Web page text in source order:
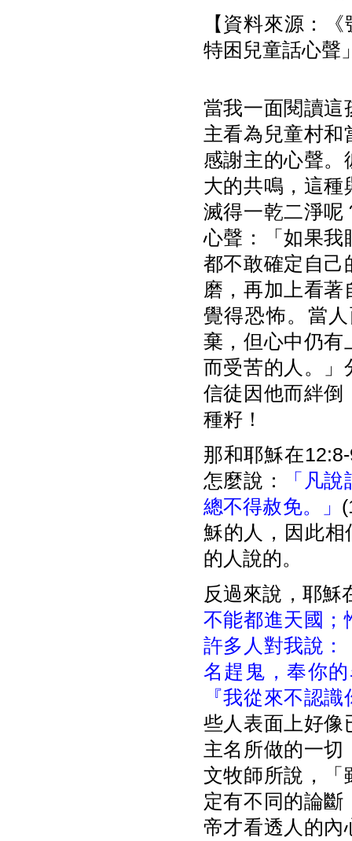
【資料來源：
特困兒童話心聲
當我一面閱讀這
主看為兒童村和
感謝主的心聲。
大的共鳴，這種
滅得一乾二淨呢
心聲：「如果我
都不敢確定自己
磨，再加上看
覺得恐怖。當
棄，但心中仍有
而受苦的人。」
信徒因他而絆倒
種籽！
那和耶穌在
怎麼說：
「凡
總不得赦免。」
穌的人，因此
的人說的。
反過來說，耶穌
不能都進天國；
許多人對我說：
名趕鬼，奉你
『我從來不認
些人表面上好像
主名所做的一切
文牧師所說，「
定有不同的論
帝才看透人的內